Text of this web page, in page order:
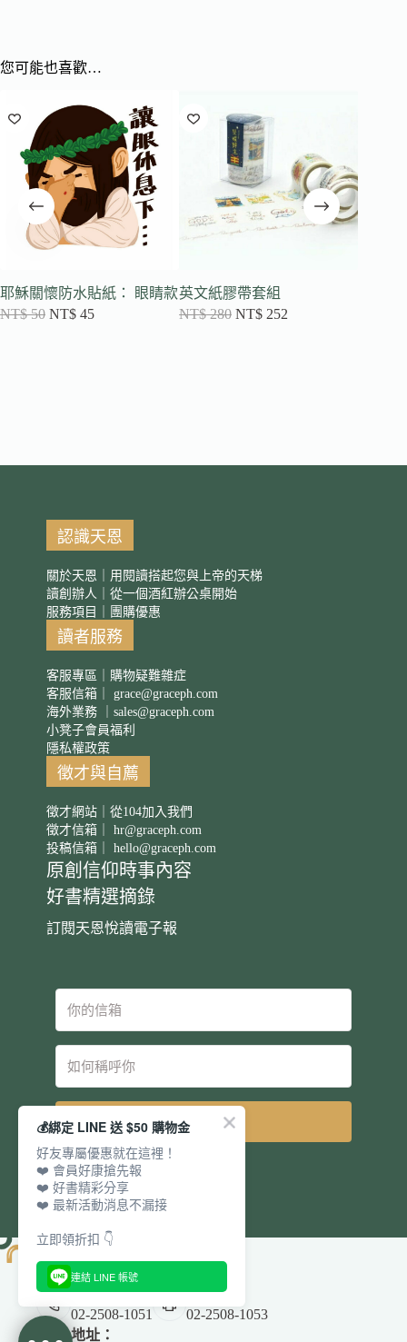
您可能也喜歡…
耶穌關懷防水貼紙： 眼睛款
NT$50 NT$ 45
英文紙膠帶套組
NT$280 NT$ 252
認識天恩
關於天恩｜用閱讀搭起您與上帝的天梯
讀創辦人｜從一個酒紅辦公桌開始
服務項目｜團購優惠
讀者服務
客服專區｜購物疑難雜症
客服信箱｜ grace@graceph.com
海外業務 ｜ sales@graceph.com
小凳子會員福利
隱私權政策
徵才與自薦
徵才網站｜從104加入我們
徵才信箱｜ hr@graceph.com
投稿信箱｜ hello@graceph.com
原創信仰時事內容
好書精選摘錄
訂閱天恩悅讀電子報
立即訂閱
電話：
02-2508-1051
傳真：
02-2508-1053
地址：
💰綁定 LINE 送 $50 購物金
好友專屬優惠就在這裡！
❤️ 會員好康搶先報
❤️ 好書精彩分享
❤️ 最新活動消息不漏接
立即領折扣 👇
連結 LINE 帳號